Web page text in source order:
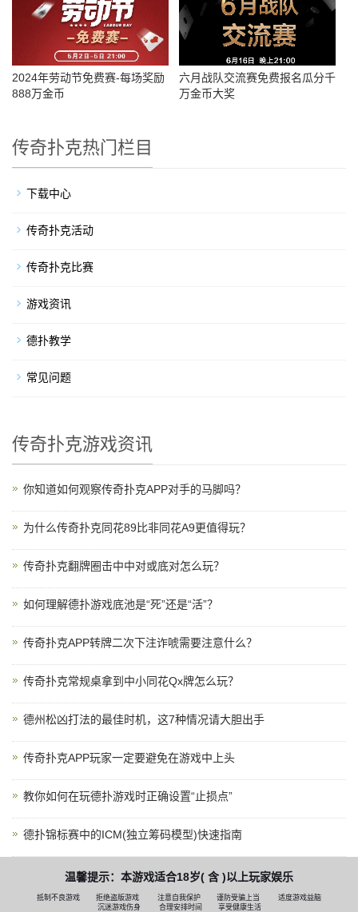
2024年劳动节免费赛-每场奖励
888万金币
六月战队交流赛免费报名瓜分千
万金币大奖
传奇扑克热门栏目
下载中心
传奇扑克活动
传奇扑克比赛
游戏资讯
德扑教学
常见问题
传奇扑克游戏资讯
你知道如何观察传奇扑克APP对手的马脚吗？
为什么传奇扑克同花89比非同花A9更值得玩？
传奇扑克翻牌圈击中中对或底对怎么玩？
如何理解德扑游戏底池是“死”还是“活”？
传奇扑克APP转牌二次下注诈唬需要注意什么？
传奇扑克常规桌拿到中小同花Qx牌怎么玩？
德州松凶打法的最佳时机，这7种情况请大胆出手
传奇扑克APP玩家一定要避免在游戏中上头
教你如何在玩德扑游戏时正确设置“止损点”
德扑锦标赛中的ICM(独立筹码模型)快速指南
温馨提示：本游戏适合18岁( 含 )以上玩家娱乐
抵制不良游戏 拒绝盗版游戏 注意自我保护 谨防受骗上当
适度游戏益脑
沉迷游戏伤身
合理安排时间 享受健康生活